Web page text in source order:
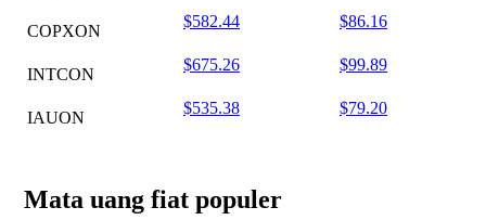
COPXON
$582.44 $86.16
INTCON
$675.26 $99.89
IAUON
$535.38 $79.20
Mata uang fiat populer